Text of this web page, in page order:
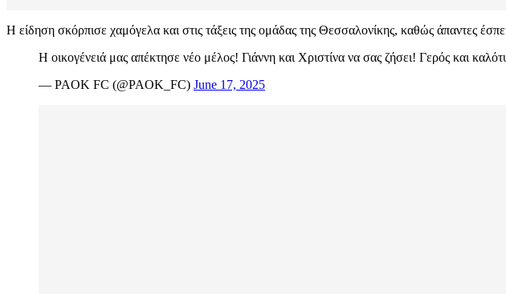
Η είδηση σκόρπισε χαμόγελα και στις τάξεις της ομάδας της Θεσσαλονίκης, καθώς άπαντες
Η οικογένειά μας απέκτησε νέο μέλος! Γιάννη και Χριστίνα να σας ζήσει! Γερός και
— PAOK FC (@PAOK_FC) June 17, 2025